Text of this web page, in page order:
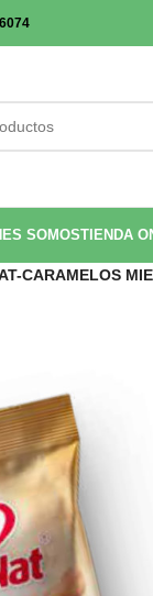
SOMOSTIENDA
CARAMELOS